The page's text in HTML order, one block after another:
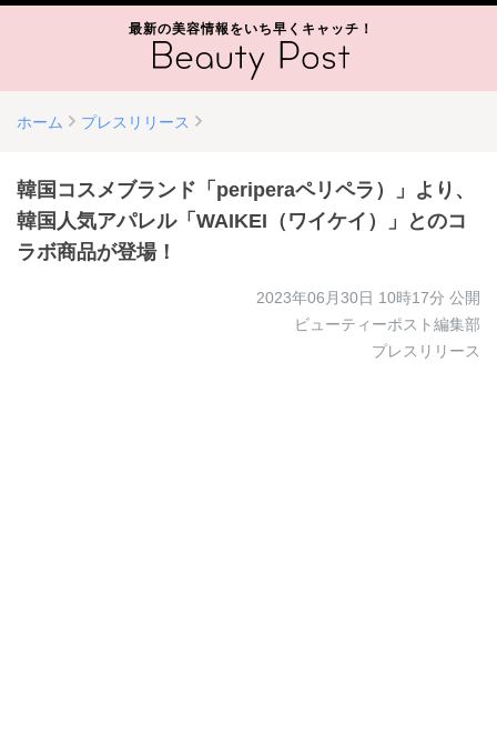
最新の美容情報をいち早くキャッチ！
ホーム プレスリリース
韓国コスメブランド「periperaペリペラ）」より、
韓国人気アパレル「WAIKEI（ワイケイ）」とのコ
ラボ商品が登場！
2023年06月30日 10時17分 公開
ビューティーポスト編集部
プレスリリース